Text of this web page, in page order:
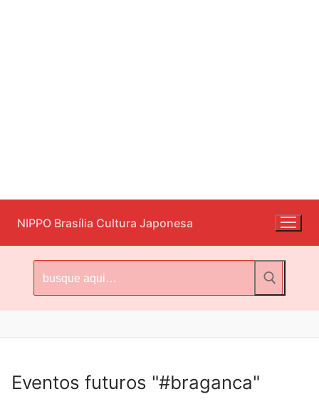
para
o
conteúdo
NIPPO Brasília Cultura Japonesa
por:
Eventos futuros "#braganca"